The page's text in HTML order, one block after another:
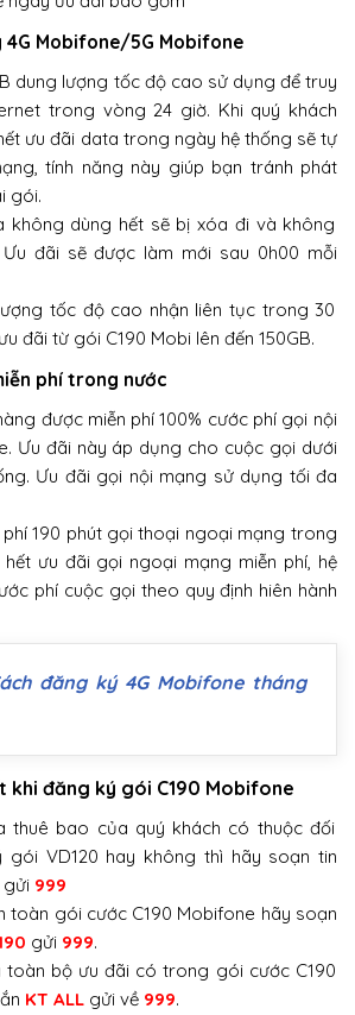
4G Mobifone/5G Mobifone
dung lượng tốc độ cao sử dụng để truy
trong vòng 24 giờ. Khi quý khách
ưu đãi data trong ngày hệ thống sẽ tự
tính năng này giúp bạn tránh phát
gói.
không dùng hết sẽ bị xóa đi và không
đãi sẽ được làm mới sau 0h00 mỗi
tốc độ cao nhận liên tục trong 30
đãi từ gói C190 Mobi lên đến 150GB.
phí trong nước
được miễn phí 100% cước phí gọi nội
Ưu đãi này áp dụng cho cuộc gọi dưới
Ưu đãi gọi nội mạng sử dụng tối đa
phí 190 phút gọi thoại ngoại mạng trong
hết ưu đãi gọi ngoại mạng miễn phí, hệ
phí cuộc gọi theo quy định hiên hành
đăng ký 4G Mobifone tháng
khi đăng ký gói C190 Mobifone
thuê bao của quý khách có thuộc đối
gói VD120 hay không thì hãy soạn tin
gửi 999
toàn gói cước C190 Mobifone hãy soạn
gửi 999.
toàn bộ ưu đãi có trong gói cước C190
KT ALL gửi về 999.